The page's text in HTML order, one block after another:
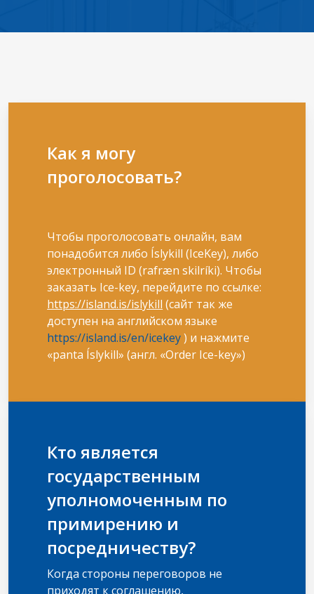
Как я могу
проголосовать?
Чтобы проголосовать онлайн, вам
понадобится либо Íslykill (IceKey), либо
электронный ID (rafræn skilríki). Чтобы
заказать Ice-key, перейдите по ссылке:
https://island.is/islykill (сайт так же
доступен на английском языке
https://island.is/en/icekey) и нажмите
«panta Íslykill» (англ. «Order Ice-key»)
Кто является
государственным
уполномоченным по
примирению и
посредничеству?
Когда стороны переговоров не
приходят к соглашению,